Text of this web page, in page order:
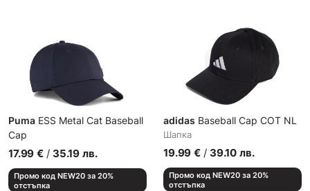
Puma ESS Metal Cat Baseball
Cap
Шапка
17.99 € / 35.19 лв.
Промо код NEW20 за 20%
отстъпка
adidas Baseball Cap COT NL
Шапка
19.99 € / 39.10 лв.
Промо код NEW20 за 20%
отстъпка